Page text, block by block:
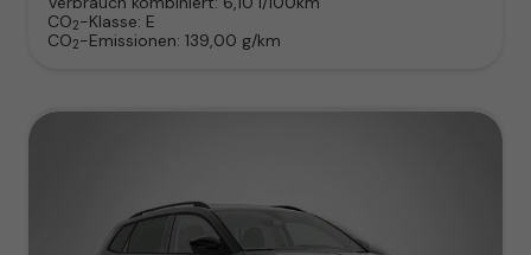
CO2-Klasse: E
CO2-Emissionen: 139,00 g/km